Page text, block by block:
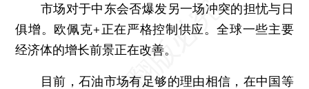
市场对于中东会否爆发另一场冲突的担忧与日
俱增。欧佩克+正在严格控制供应。全球一些主要
经济体的增长前景正在改善。
目前，石油市场有足够的理由相信，在中国等